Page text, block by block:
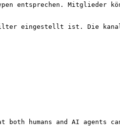
entsprechen. Mitglieder
eingestellt ist. Die
humans and AI agents